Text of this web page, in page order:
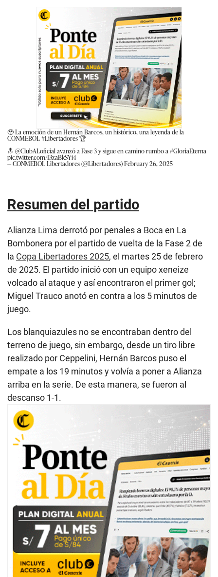
🥹 La emoción de un Hernán Barcos, un histórico, una leyenda de la
CONMEBOL#Libertadores🏆
🔝 @ClubALoficialavanzó a Fase 3 y sigue en camino rumbo a#GloriaEterna
pic.twitter.com/I3zaBkSYi4
— CONMEBOL Libertadores (@Libertadores)February 26, 2025
Resumen del partido
Alianza Lima derrotó por penales a Boca en La
Bombonera por el partido de vuelta de la Fase 2 de
la Copa Libertadores 2025, el martes 25 de febrero
de 2025. El partido inició con un equipo xeneize
volcado al ataque y así encontraron el primer gol;
Miguel Trauco anotó en contra a los 5 minutos de
juego.
Los blanquiazules no se encontraban dentro del
terreno de juego, sin embargo, desde un tiro libre
realizado por Ceppelini, Hernán Barcos puso el
empate a los 19 minutos y volvía a poner a Alianza
arriba en la serie. De esta manera, se fueron al
descanso 1-1.